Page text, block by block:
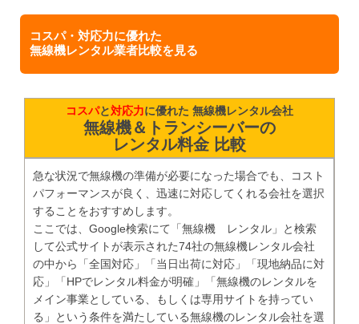
コスパ・対応力に優れた
無線機レンタル業者比較を見る
コスパと対応力に優れた 無線機レンタル会社
無線機＆トランシーバーの
レンタル料金 比較
急な状況で無線機の準備が必要になった場合でも、コスト
パフォーマンスが良く、迅速に対応してくれる会社を選択
することをおすすめします。
ここでは、Google検索にて「無線機 レンタル」と検索
して公式サイトが表示された74社の無線機レンタル会社
の中から「全国対応」「当日出荷に対応」「現地納品に対
応」「HPでレンタル料金が明確」「無線機のレンタルを
メイン事業としている、もしくは専用サイトを持ってい
る」という条件を満たしている無線機のレンタル会社を選